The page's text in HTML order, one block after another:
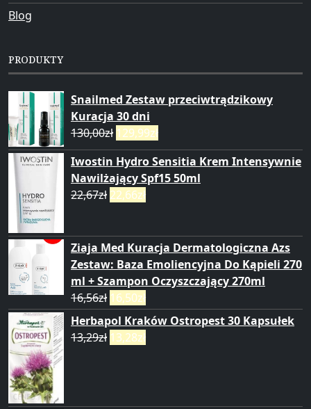
Blog
PRODUKTY
Snailmed Zestaw przeciwtrądzikowy
Kuracja 30 dni
130,00zł 129,99zł
Iwostin Hydro Sensitia Krem Intensywnie
Nawilżający Spf15 50ml
22,67zł 22,66zł
Ziaja Med Kuracja Dermatologiczna Azs
Zestaw: Baza Emoliencyjna Do Kąpieli 270
ml + Szampon Oczyszczający 270ml
16,56zł 16,50zł
Herbapol Kraków Ostropest 30 Kapsułek
13,29zł 13,28zł